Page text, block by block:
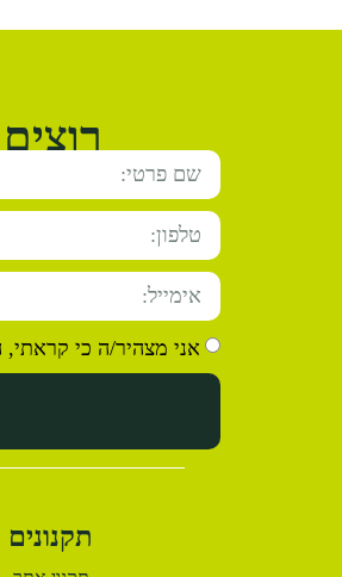
אני מצהיר/ה כי קראתי,
תקנונים